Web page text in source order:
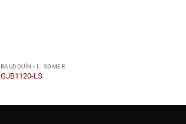
BAUDOUIN - L. SOMER
GJB1120-LS